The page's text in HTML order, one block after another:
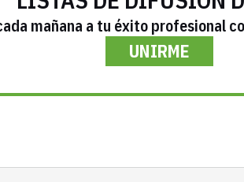
mañana a tu éxito profesional
UNIRME